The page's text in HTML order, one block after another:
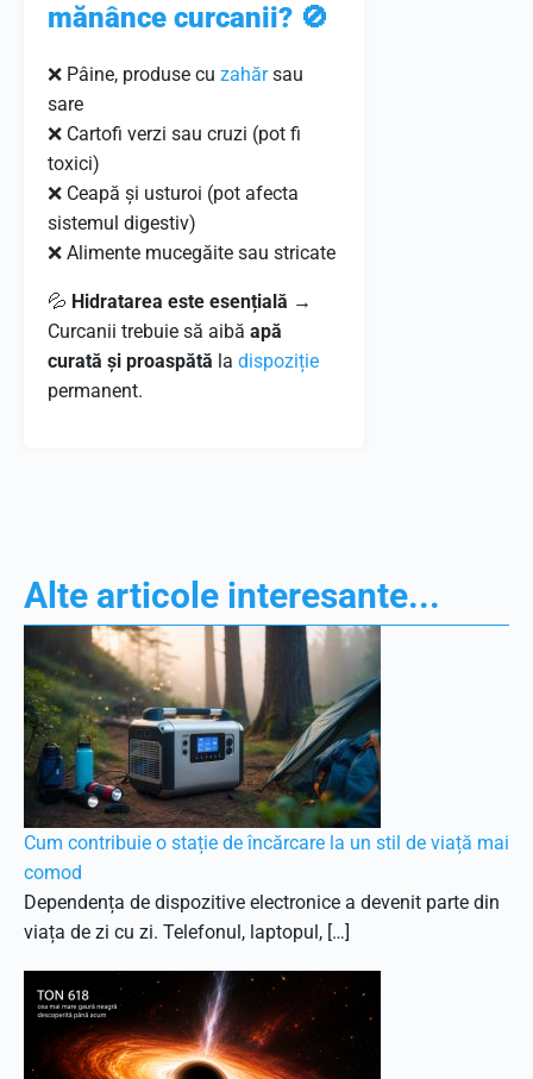
mănânce curcanii? 🚫
❌ Pâine, produse cu zahărsau
sare
❌ Cartofi verzi sau cruzi (pot fi
toxici)
❌ Ceapă și usturoi (pot afecta
sistemul digestiv)
❌ Alimente mucegăite sau stricate
💦 Hidratarea este esențială →
Curcanii trebuie să aibă apă
curată și proaspătă la dispoziție
permanent.
Alte articole interesante...
Cum contribuie o stație de încărcare la un stil de viață mai
comod
Dependența de dispozitive electronice a devenit parte din
viața de zi cu zi. Telefonul, laptopul, […]